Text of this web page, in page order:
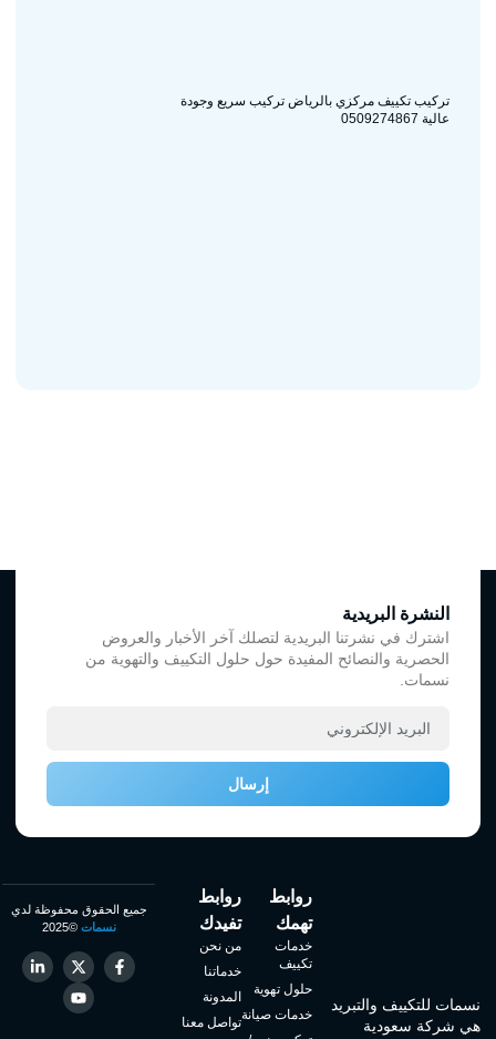
تركيب تكييف مركزي بالرياض تركيب سريع وجودة
عالية 0509274867
نسمات للتكييف والتبريد
هي شركة سعودية
روابط
تهمك
خدمات
تكييف
حلول تهوية
خدمات صيانة
روابط
تفيدك
من نحن
خدماتنا
المدونة
تواصل معنا
جميع الحقوق محفوظة لدي
نسمات©2025
النشرة البريدية
اشترك في نشرتنا البريدية لتصلك آخر الأخبار والعروض
الحصرية والنصائح المفيدة حول حلول التكييف والتهوية من
نسمات.
إرسال